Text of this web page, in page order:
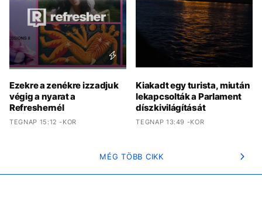
Ezekre a zenékre izzadjuk
végig a nyarat a
Refreshernél
TEGNAP 15:12 -KOR
Kiakadt egy turista, miután
lekapcsolták a Parlament
díszkivilágítását
TEGNAP 13:49 -KOR
MÉG TÖBB CIKK